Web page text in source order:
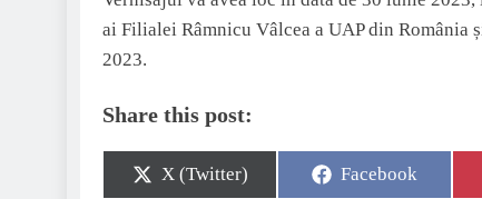
ai Filialei Râmnicu Vâlcea a UAP din
2023.
Share this post:
Share
X (Twitter)
Share
Facebook